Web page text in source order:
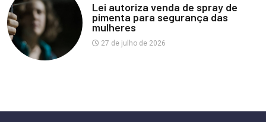
Lei autoriza venda de spray de
pimenta para segurança das
mulheres
27 de julho de 2026